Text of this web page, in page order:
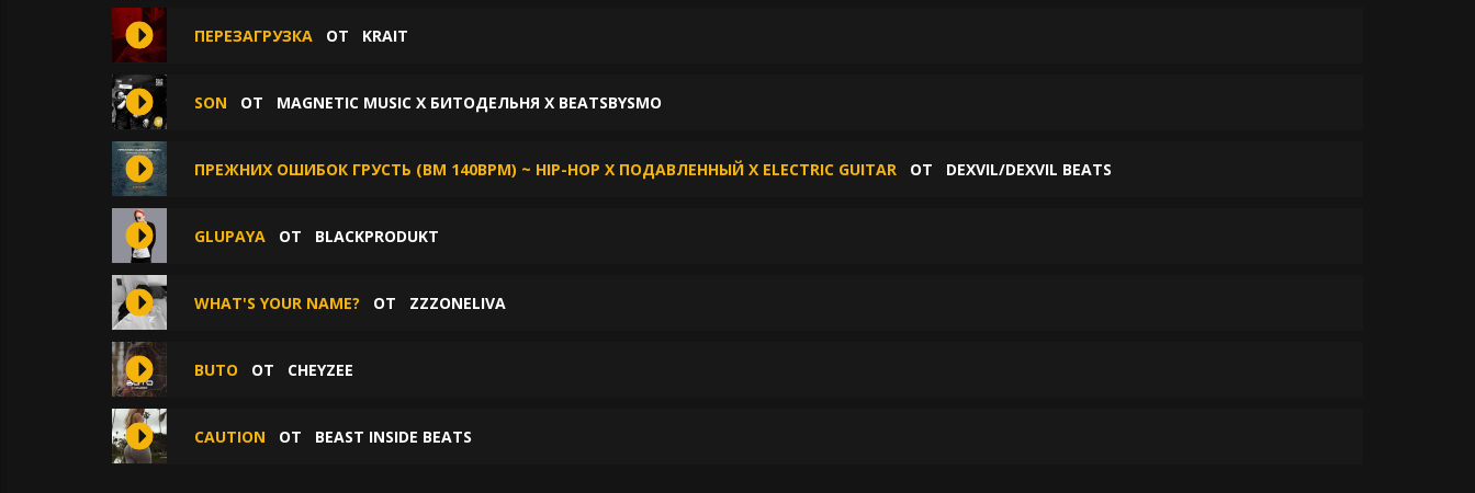
ПЕРЕЗАГРУЗКА ОТ KRAIT
SON ОТ MAGNETIC MUSIC X БИТОДЕЛЬНЯ X BEATSBYSMO
ПРЕЖНИХ ОШИБОК ГРУСТЬ (BM 140BPM) ~ HIP-HOP X ПОДАВЛЕННЫЙ Х ELECTRIC GUITAR ОТ DEXVIL/DEXVIL BEATS
GLUPAYA ОТ BLACKPRODUKT
WHAT'S YOUR NAME? ОТ ZZZONELIVA
BUTO ОТ CHEYZEE
CAUTION ОТ BEAST INSIDE BEATS